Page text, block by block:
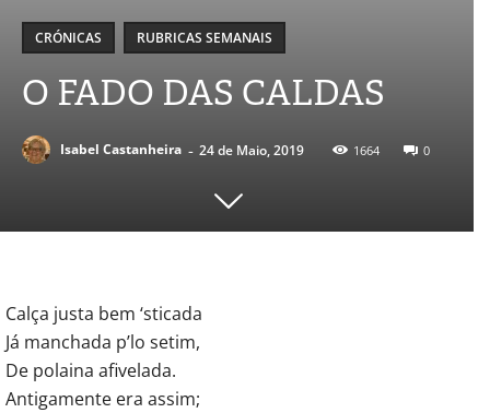
CRÓNICAS RUBRICAS SEMANAIS
O FADO DAS CALDAS
Isabel Castanheira - 24 de Maio, 2019 1664 0
Calça justa bem ‘sticada
Já manchada p’lo setim,
De polaina afivelada.
Antigamente era assim;